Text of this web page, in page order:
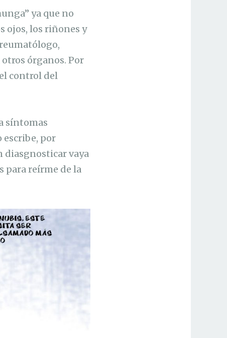
ya que no
ojos, los riñones y
órganos. Por
control del
síntomas
escribe, por
diasgnosticar vaya
para reírme de la